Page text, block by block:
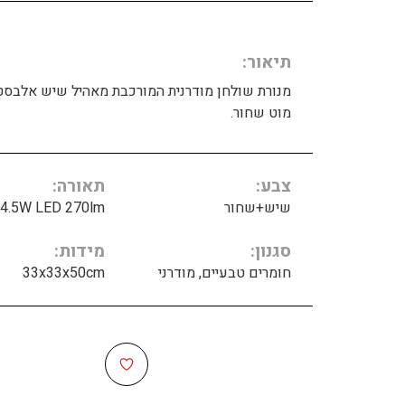
תיאור
מנורת שולחן מודרנית המורכבת מאהיל שיש
מוט שחור.
צבע
שיש+שחור
תאורה
4.5W LED 270lm
סגנון
חומרים טבעיים, מודרני
מידות
33x33x50cm